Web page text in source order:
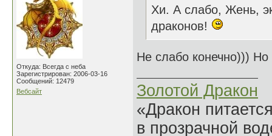
Откуда: Всегда с неба
Зарегистрирован: 2006-03-16
Сообщений: 12479
Вебсайт
Хи. А слабо, Жень,
драконов!
Не слабо конечно)))
Золотой Дракон
«Дракон
в прозрачной